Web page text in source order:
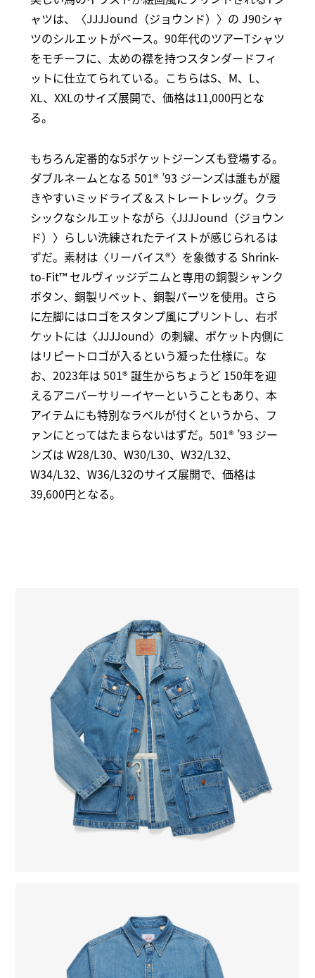
ャツは、〈JJJJound（ジョウンド）〉の J90シャ
ツのシルエットがベース。90年代のツアーTシャツ
をモチーフに、太めの襟を持つスタンダードフィ
ットに仕立てられている。こちらはS、M、L、
XL、XXLのサイズ展開で、価格は11,000円とな
る。
もちろん定番的な5ポケットジーンズも登場する。
ダブルネームとなる 501® ’93 ジーンズは誰もが履
きやすいミッドライズ＆ストレートレッグ。クラ
シックなシルエットながら〈JJJJound（ジョウン
ド）〉らしい洗練されたテイストが感じられるは
ずだ。素材は〈リーバイス®〉を象徴する Shrink-
to-Fit™ セルヴィッジデニムと専用の銅製シャンク
ボタン、銅製リベット、銅製パーツを使用。さら
に左脚にはロゴをスタンプ風にプリントし、右ポ
ケットには〈JJJJound〉の刺繍、ポケット内側に
はリピートロゴが入るという凝った仕様に。な
お、2023年は 501® 誕生からちょうど 150年を迎
えるアニバーサリーイヤーということもあり、本
アイテムにも特別なラベルが付くというから、フ
ァンにとってはたまらないはずだ。501® ’93 ジー
ンズは W28/L30、W30/L30、W32/L32、
W34/L32、W36/L32のサイズ展開で、価格は
39,600円となる。